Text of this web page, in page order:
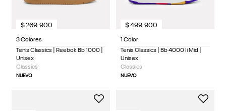
3 Colores
Tenis Classics | Reebok Bb 1000 |
Unisex
Classics
NUEVO
$269.900
1 Color
Tenis Classics | Bb 4000 Ii Mid |
Unisex
Classics
NUEVO
$499.900